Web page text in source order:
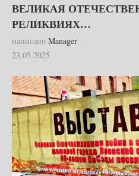
ВЕЛИКАЯ
РЕЛИКВИЯХ…
написано Manager
23.05.2025